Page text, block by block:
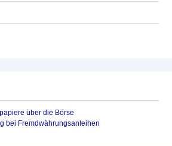
über die Börse
bei Fremdwährungsanleihen